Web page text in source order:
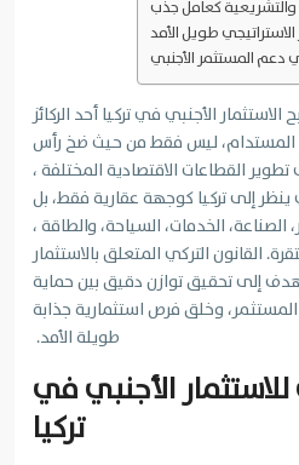
والتشريعية كعامل جذب
الاستراتيجي طويل الأمد
المستثمر الأجنبي
الأجنبي في تركيا أحد الركائز
المستدام، ليس فقط من حيث ضخ رأس
تطوير القطاعات الاقتصادية المختلفة ،
ينظر إلى تركيا كوجهة عقارية فقط، بل
الخدمات، السياحة، والطاقة ،
القانون التركي المتعلق بالاستثمار
إلى تحقيق توازن دقيق بين حماية
وخلق فرص استثمارية جذابة
طويلة الأمد.
الأجنبي في
تركيا